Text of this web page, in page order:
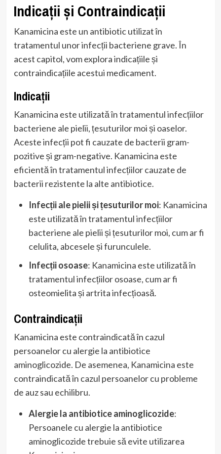
Indicații și Contraindicații
Kanamicina este un antibiotic utilizat în
tratamentul unor infecții bacteriene grave. În
acest capitol, vom explora indicațiile și
contraindicațiile acestui medicament.
Indicații
Kanamicina este utilizată în tratamentul infecțiilor
bacteriene ale pielii, țesuturilor moi și oaselor.
Aceste infecții pot fi cauzate de bacterii gram-
pozitive și gram-negative. Kanamicina este
eficientă în tratamentul infecțiilor cauzate de
bacterii rezistente la alte antibiotice.
Infecții ale pielii și țesuturilor moi: Kanamicina
este utilizată în tratamentul infecțiilor
bacteriene ale pielii și țesuturilor moi, cum ar fi
celulita, abcesele și furunculele.
Infecții osoase: Kanamicina este utilizată în
tratamentul infecțiilor osoase, cum ar fi
osteomielita și artrita infecțioasă.
Contraindicații
Kanamicina este contraindicată în cazul
persoanelor cu alergie la antibiotice
aminoglicozide. De asemenea, Kanamicina este
contraindicată în cazul persoanelor cu probleme
de auz sau echilibru.
Alergie la antibiotice aminoglicozide:
Persoanele cu alergie la antibiotice
aminoglicozide trebuie să evite utilizarea